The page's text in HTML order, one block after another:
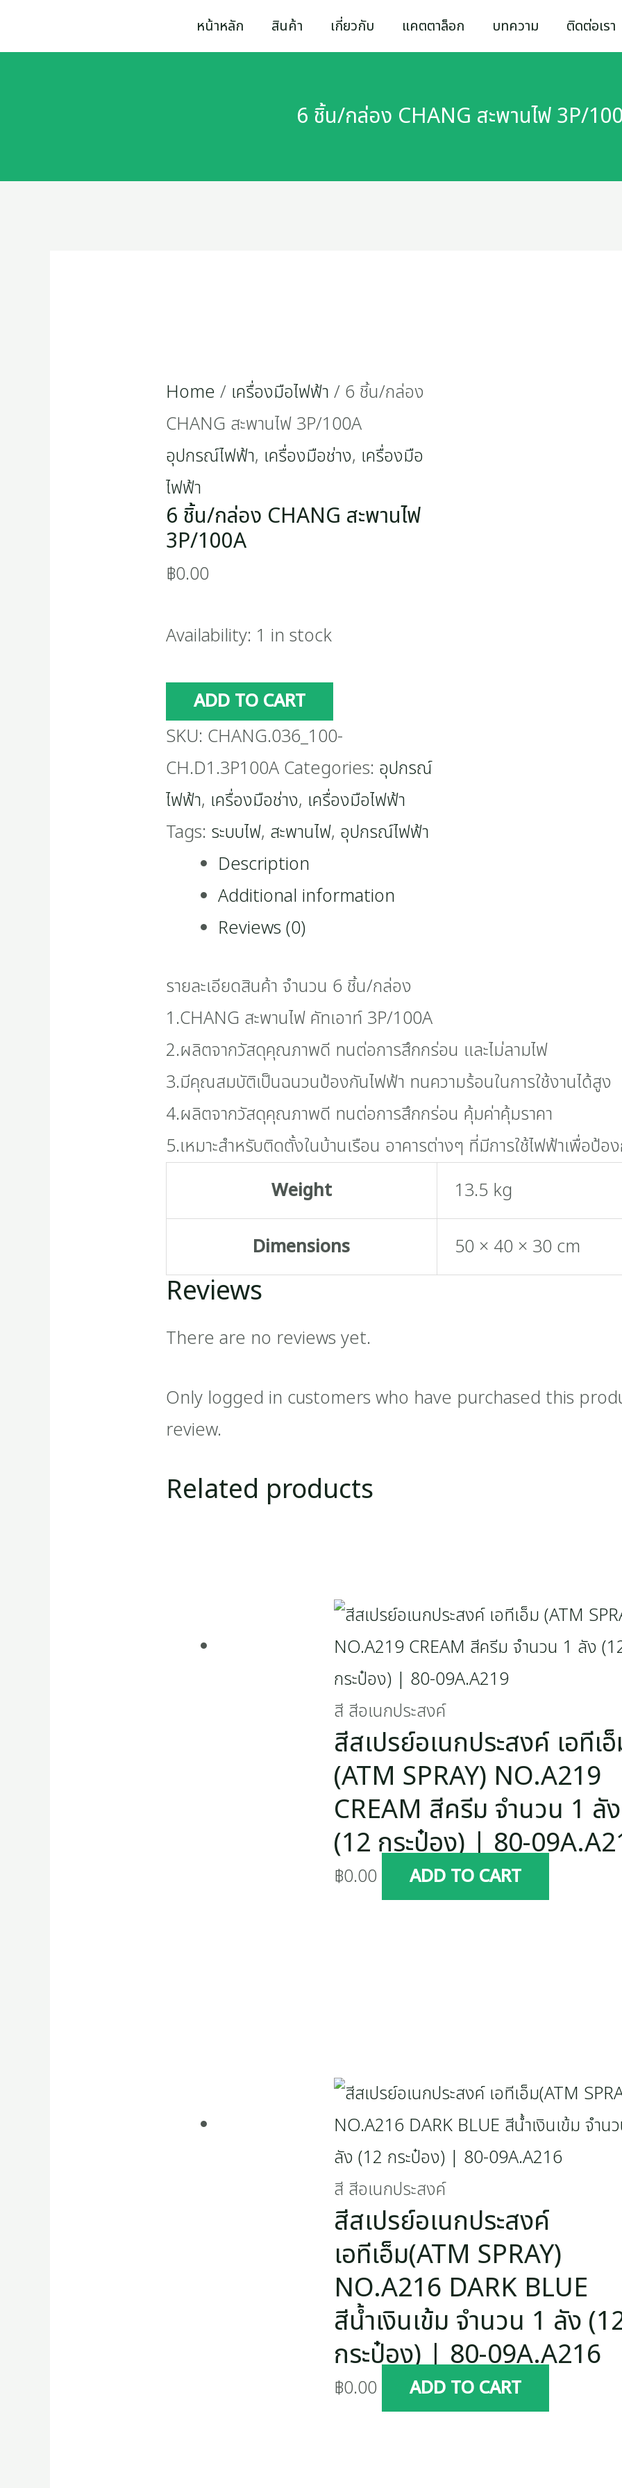
to
หน้าหลัก สินค้า เกี่ยวกับ แคตตาล็อก บทความ ติดต่อเรา
6 ชิ้น/กล่อง CHANG สะพานไฟ 3P/
Home / เครื่องมือไฟฟ้า / 6 ชิ้น/กล่อง
CHANG สะพานไฟ 3P/100A
อุปกรณ์ไฟฟ้า, เครื่องมือช่าง, เครื่องมือ
ไฟฟ้า
6 ชิ้น/กล่อง CHANG สะพานไฟ
3P/100A
฿0.00
Availability: 1 in stock
ชิ้น/
ไฟ
ADD TO CART
SKU: CHANG.036_100-
CH.D1.3P100A Categories: อุปกรณ์
ไฟฟ้า, เครื่องมือช่าง, เครื่องมือไฟฟ้า
Tags: ระบบไฟ, สะพานไฟ, อุปกรณ์ไฟฟ้า
Description
Additional information
Reviews (0)
รายละเอียดสินค้า จำนวน 6 ชิ้น/กล่อง
1.CHANG สะพานไฟ คัทเอาท์ 3P/100A
2.ผลิตจากวัสดุคุณภาพดี ทนต่อการสึกกร่อน และไม่ลามไฟ
3.มีคุณสมบัติเป็นฉนวนป้องกันไฟฟ้า ทนความร้อนในการใช้งานได้สูง
4.ผลิตจากวัสดุคุณภาพดี ทนต่อการสึกกร่อน คุ้มค่าคุ้มราคา
5.เหมาะสำหรับติดตั้งในบ้านเรือน อาคารต่างๆ ที่มีการใช้ไฟฟ้าเพื่อป้อ
Weight
13.5 kg
Dimensions 50 × 40 × 30 cm
Reviews
There are no reviews yet.
Only logged in customers who have purchased this
review.
Related products
สี สีอเนกประสงค์
สีสเปรย์อเนกประสงค์ เอทีเ
(ATM SPRAY) NO.A219
CREAM สีครีม จำนวน 1 ลัง
(12 กระป๋อง) | 80-
฿0.00 ADD TO CART
สี สีอเนกประสงค์
สีสเปรย์อเนกประสงค์
เอทีเอ็ม(ATM SPRAY)
NO.A216 DARK BLUE
สีน้ำเงินเข้ม จำนวน 1 ลัง
กระป๋อง) | 80-09A.A216
฿0.00 ADD TO CART